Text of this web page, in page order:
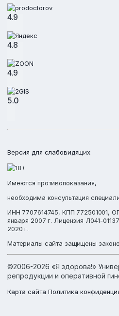
4.9
4.8
4.9
5.0
Версия для слабовидящих
Имеются противопоказания,
необходима консультация
ИНН 7707614745, КПП 772501001,
января 2007 г. Лицензия Л041-
2020 г.
Материалы сайта защищены
©2006-2026 «Я здорова!»
репродукции и оперативной
Карта сайта Политика